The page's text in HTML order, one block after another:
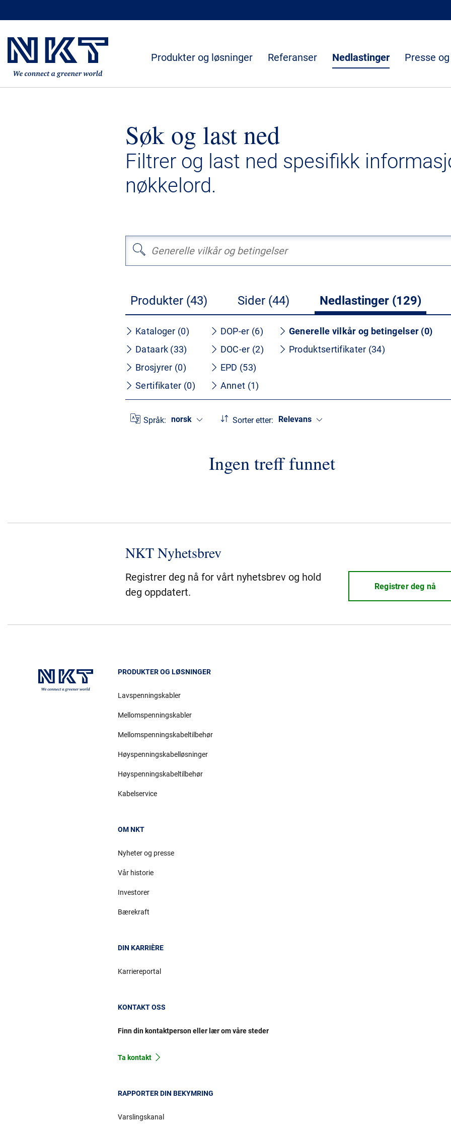
Produkter og løsninger Referanser Nedlastinger Presse
Søk og last ned
Filtrer og last ned spesifikk
nøkkelord.
Produkter (43) Sider (44) Nedlastinger (129)
Kataloger (0)
Dataark (33)
Brosjyrer (0)
Sertifikater (0)
DOP-er (6)
DOC-er (2)
EPD (53)
Annet (1)
Generelle vilkår og betingelser (0)
Produktsertifikater (34)
Språk: norsk Sorter etter: Relevans
Ingen treff funnet
NKT Nyhetsbrev
Registrer deg nå for vårt nyhetsbrev og hold
deg oppdatert.
Registrer deg nå
PRODUKTER OG LØSNINGER
Lavspenningskabler
Mellomspenningskabler
Mellomspenningskabeltilbehør
Høyspenningskabelløsninger
Høyspenningskabeltilbehør
Kabelservice
OM NKT
Nyheter og presse
Vår historie
Investorer
Bærekraft
DIN KARRIÈRE
Karriereportal
KONTAKT OSS
Finn din kontaktperson eller lær om våre steder
Ta kontakt
RAPPORTER DIN BEKYMRING
Varslingskanal